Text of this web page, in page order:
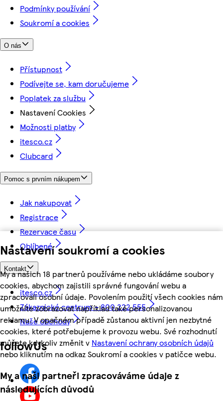
Nastavení soukromí a cookies
My a našich 18 partnerů používáme nebo ukládáme soubory
cookies, abychom zajistili správné fungování webu a
zpracovali osobní údaje. Povolením použití všech cookies nám
umožníte zobrazovat například také personalizovanou
reklamu. V opačném případě zůstanou aktivní jen nezbytné
cookies, které potřebujeme k provozu webu. Své rozhodnutí
můžete kdykoliv změnit v Nastavení ochrany osobních údajů
nebo kliknutím na odkaz Soukromí a cookies v patičce webu.
My a naši partneři zpracováváme údaje z
následujících důvodů
Podmínky používání
Soukromí a cookies
O nás
Přístupnost
Podívejte se, kam doručujeme
Poplatek za službu
Nastavení Cookies
Možnosti platby
itesco.cz
Clubcard
Pomoc s prvním nákupem
Jak nakupovat
Registrace
Rezervace času
Oblíbené
Kontakt
itesco.cz
Zákaznické centrum - 800 222 555
Naše obchody
followUs